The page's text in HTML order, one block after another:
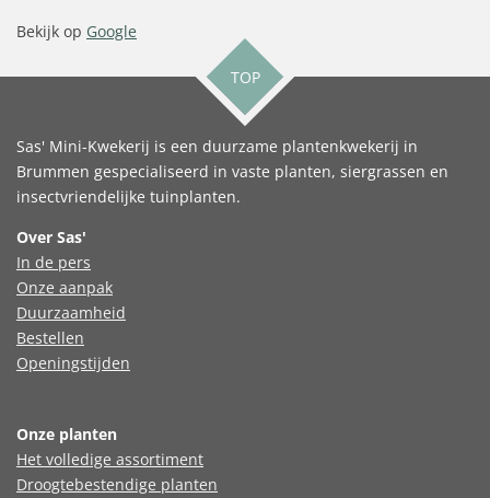
Bekijk op Google
TOP
Sas' Mini-Kwekerij is een duurzame plantenkwekerij in
Brummen gespecialiseerd in vaste planten, siergrassen en
insectvriendelijke tuinplanten.
Over Sas'
In de pers
Onze aanpak
Duurzaamheid
Bestellen
Openingstijden
Onze planten
Het volledige assortiment
Droogtebestendige planten